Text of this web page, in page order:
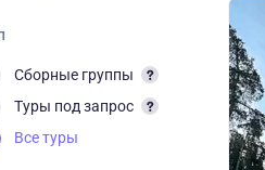
Сборные группы
Туры под запрос
Все туры